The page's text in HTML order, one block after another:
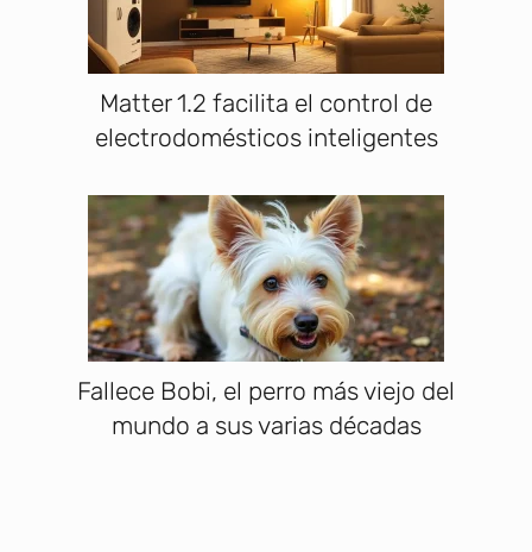
Matter 1.2 facilita el control de
electrodomésticos inteligentes
Fallece Bobi, el perro más viejo del
mundo a sus varias décadas